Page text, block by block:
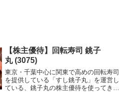
【株主優待】回転寿司 銚子
丸 (3075)
東京・千葉中心に関東で高めの回転寿司
を提供している「すし銚子丸」を運営し
ている、銚子丸の株主優待を使ってきた